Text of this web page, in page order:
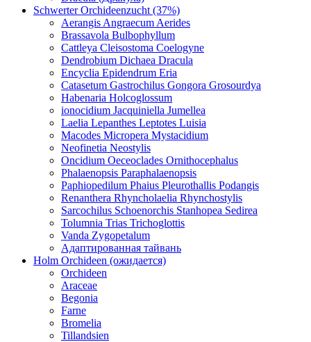
Schwerter Orchideenzucht (37%)
Aerangis Angraecum Aerides
Brassavola Bulbophyllum
Cattleya Cleisostoma Coelogyne
Dendrobium Dichaea Dracula
Encyclia Epidendrum Eria
Catasetum Gastrochilus Gongora Grosourdya
Habenaria Holcoglossum
ionocidium Jacquiniella Jumellea
Laelia Lepanthes Leptotes Luisia
Macodes Micropera Mystacidium
Neofinetia Neostylis
Oncidium Oeceoclades Ornithocephalus
Phalaenopsis Paraphalaenopsis
Paphiopedilum Phaius Pleurothallis Podangis
Renanthera Rhyncholaelia Rhynchostylis
Sarcochilus Schoenorchis Stanhopea Sedirea
Tolumnia Trias Trichoglottis
Vanda Zygopetalum
Адаптированная тайвань
Holm Orchideen (ожидается)
Orchideen
Araceae
Begonia
Farne
Bromelia
Tillandsien